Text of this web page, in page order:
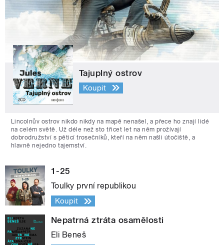
Tajuplný ostrov
Koupit
Lincolnův ostrov nikdo nikdy na mapě nenašel, a přece ho znají lidé
na celém světě. Už déle než sto třicet let na něm prožívají
dobrodružství s pěticí trosečníků, kteří na něm našli útočiště, a
hlavně nejedno tajemství.
1-25
Toulky první republikou
Koupit
Nepatrná ztráta osamělosti
Eli Beneš